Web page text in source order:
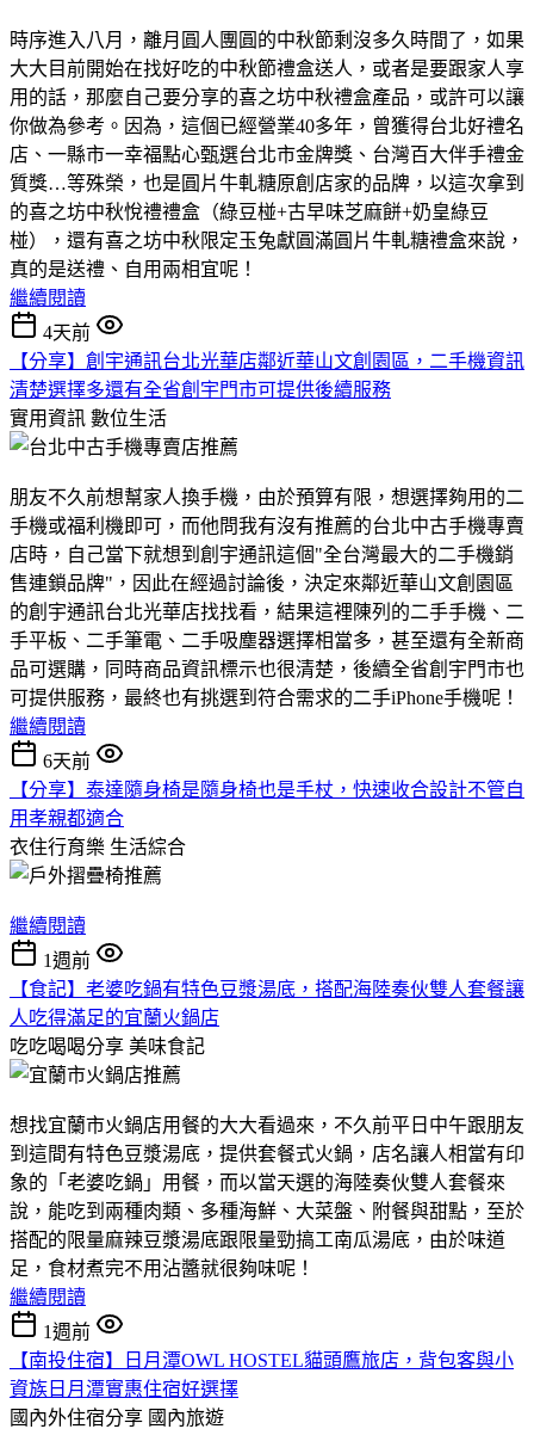
時序進入八月，離月圓人團圓的中秋節剩沒多久時間了，如果
大大目前開始在找好吃的中秋節禮盒送人，或者是要跟家人享
用的話，那麼自己要分享的喜之坊中秋禮盒產品，或許可以讓
你做為參考。因為，這個已經營業40多年，曾獲得台北好禮名
店、一縣市一幸福點心甄選台北市金牌獎、台灣百大伴手禮金
質獎…等殊榮，也是圓片牛軋糖原創店家的品牌，以這次拿到
的喜之坊中秋悅禮禮盒（綠豆椪+古早味芝麻餅+奶皇綠豆
椪），還有喜之坊中秋限定玉兔獻圓滿圓片牛軋糖禮盒來說，
真的是送禮、自用兩相宜呢！
繼續閱讀
4天前
【分享】創宇通訊台北光華店鄰近華山文創園區，二手機資訊
清楚選擇多還有全省創宇門市可提供後續服務
實用資訊 數位生活
朋友不久前想幫家人換手機，由於預算有限，想選擇夠用的二
手機或福利機即可，而他問我有沒有推薦的台北中古手機專賣
店時，自己當下就想到創宇通訊這個"全台灣最大的二手機銷
售連鎖品牌"，因此在經過討論後，決定來鄰近華山文創園區
的創宇通訊台北光華店找找看，結果這裡陳列的二手手機、二
手平板、二手筆電、二手吸塵器選擇相當多，甚至還有全新商
品可選購，同時商品資訊標示也很清楚，後續全省創宇門市也
可提供服務，最終也有挑選到符合需求的二手iPhone手機呢！
繼續閱讀
6天前
【分享】泰達隨身椅是隨身椅也是手杖，快速收合設計不管自
用孝親都適合
衣住行育樂 生活綜合
繼續閱讀
1週前
【食記】老婆吃鍋有特色豆漿湯底，搭配海陸奏伙雙人套餐讓
人吃得滿足的宜蘭火鍋店
吃吃喝喝分享 美味食記
想找宜蘭市火鍋店用餐的大大看過來，不久前平日中午跟朋友
到這間有特色豆漿湯底，提供套餐式火鍋，店名讓人相當有印
象的「老婆吃鍋」用餐，而以當天選的海陸奏伙雙人套餐來
說，能吃到兩種肉類、多種海鮮、大菜盤、附餐與甜點，至於
搭配的限量麻辣豆漿湯底跟限量勁搞工南瓜湯底，由於味道
足，食材煮完不用沾醬就很夠味呢！
繼續閱讀
1週前
【南投住宿】日月潭OWL HOSTEL貓頭鷹旅店，背包客與小
資族日月潭實惠住宿好選擇
國內外住宿分享 國內旅遊